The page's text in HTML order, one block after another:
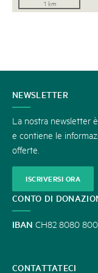
1 km
CONTATTATECI
NEWSLETTER
La nostra newsletter
e contiene le
offerte.
ISCRIVERSI ORA
CONTO DI
IBAN CH82 8080
CONTATTATECI